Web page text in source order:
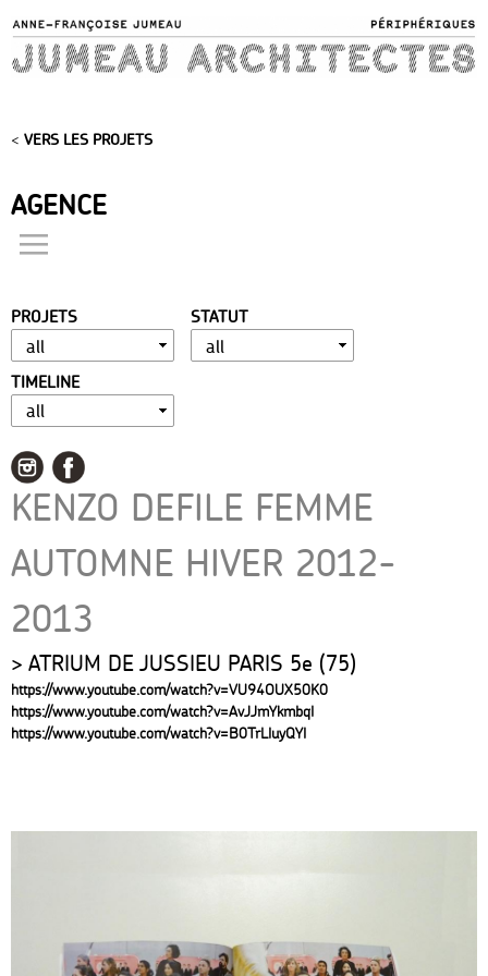
main
content
< VERS LES PROJETS
AGENCE
présentation
distinctions
publications
portfolio
contact
PROJETS STATUT
TIMELINE
KENZO DEFILE FEMME
AUTOMNE HIVER 2012-
2013
ATRIUM DE JUSSIEU PARIS 5e (75)
https://www.youtube.com/watch?v=VU94OUX50K0
https://www.youtube.com/watch?v=AvJJmYkmbqI
https://www.youtube.com/watch?v=B0TrLIuyQYI